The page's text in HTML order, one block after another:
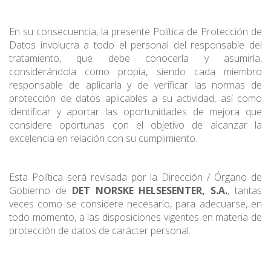
En su consecuencia, la presente Política de Protección de
Datos involucra a todo el personal del responsable del
tratamiento, que debe conocerla y asumirla,
considerándola como propia, siendo cada miembro
responsable de aplicarla y de verificar las normas de
protección de datos aplicables a su actividad, así como
identificar y aportar las oportunidades de mejora que
considere oportunas con el objetivo de alcanzar la
excelencia en relación con su cumplimiento.
Esta Política será revisada por la Dirección / Órgano de
Gobierno de DET NORSKE HELSESENTER, S.A., tantas
veces como se considere necesario, para adecuarse, en
todo momento, a las disposiciones vigentes en materia de
protección de datos de carácter personal.